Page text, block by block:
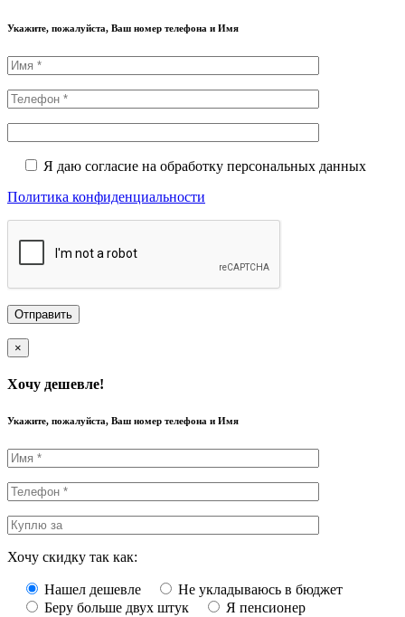
Укажите, пожалуйста, Ваш номер телефона и Имя
Я даю согласие на обработку персональных данных
Политика конфиденциальности
×
Хочу дешевле!
Укажите, пожалуйста, Ваш номер телефона и Имя
Хочу скидку так как:
Нашел дешевле
Не укладываюсь в бюджет
Беру больше двух штук
Я пенсионер